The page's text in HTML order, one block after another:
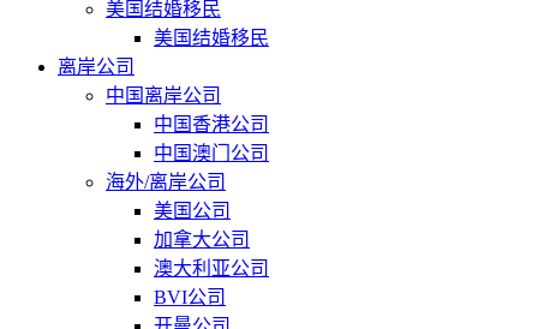
美国结婚移民
美国结婚移民
离岸公司
中国离岸公司
中国香港公司
中国澳门公司
海外/离岸公司
美国公司
加拿大公司
澳大利亚公司
BVI公司